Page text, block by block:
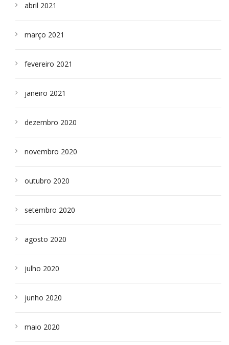
abril 2021
março 2021
fevereiro 2021
janeiro 2021
dezembro 2020
novembro 2020
outubro 2020
setembro 2020
agosto 2020
julho 2020
junho 2020
maio 2020